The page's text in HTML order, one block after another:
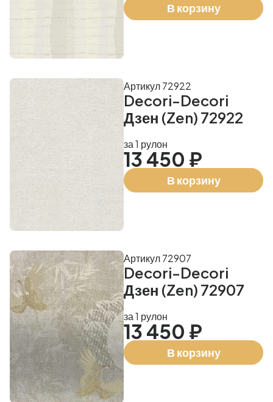
В корзину
Decori-Decori
Дзен (Zen) 72922
Артикул 72922
за 1 рулон
13 450 ₽
В корзину
Decori-Decori
Дзен (Zen) 72907
Артикул 72907
за 1 рулон
13 450 ₽
В корзину